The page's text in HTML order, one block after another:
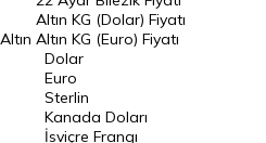
Dolar Kuru
Euro Kuru
Pound Kuru
Frank Kuru
Altın
Altın KG (Dolar) Fiyatı
Altın KG (Euro) Fiyatı
Dolar
Euro
Sterlin
Kanada Doları
İsviçre Frangı